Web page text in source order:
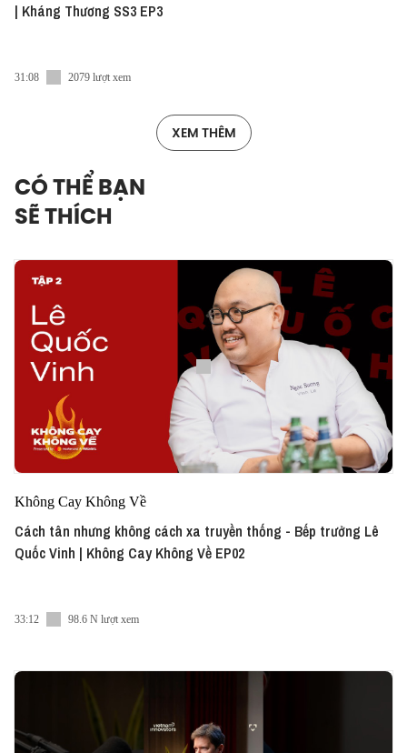
| Kháng Thương SS3 EP3
31:08 2079 lượt xem
XEM THÊM
CÓ THỂ BẠN
SẼ THÍCH
Không Cay Không Về
Cách tân nhưng không cách xa truyền thống - Bếp trưởng Lê
Quốc Vinh | Không Cay Không Về EP02
33:12 98.6 N lượt xem